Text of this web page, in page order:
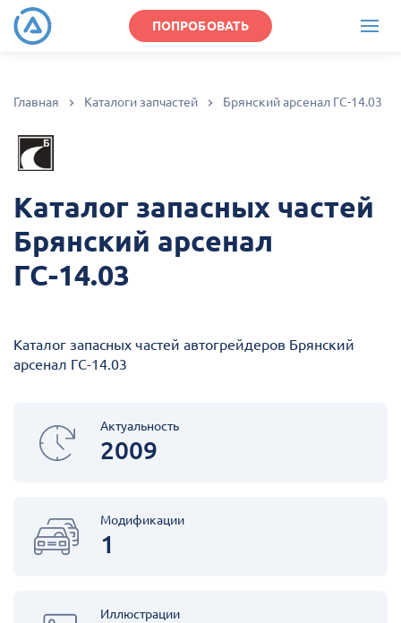
ПОПРОБОВАТЬ
Главная Каталоги запчастей Брянский арсенал ГС-14.03
Каталог запасных частей
Брянский арсенал
ГС-14.03
Каталог запасных частей автогрейдеров Брянский
арсенал ГС-14.03
Актуальность
2009
Модификации
1
Иллюстрации